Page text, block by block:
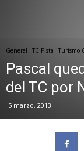
General TC Pista Turismo
Pascal
del TC por
5 marzo, 2013